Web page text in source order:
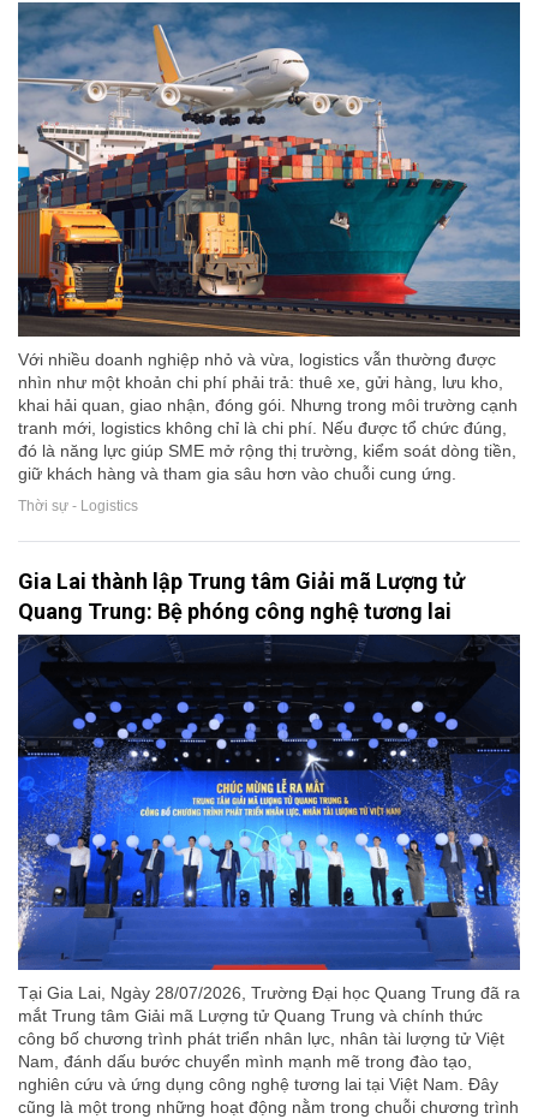
Với nhiều doanh nghiệp nhỏ và vừa, logistics vẫn thường được
nhìn như một khoản chi phí phải trả: thuê xe, gửi hàng, lưu kho,
khai hải quan, giao nhận, đóng gói. Nhưng trong môi trường cạnh
tranh mới, logistics không chỉ là chi phí. Nếu được tổ chức đúng,
đó là năng lực giúp SME mở rộng thị trường, kiểm soát dòng tiền,
giữ khách hàng và tham gia sâu hơn vào chuỗi cung ứng.
Thời sự - Logistics
Gia Lai thành lập Trung tâm Giải mã Lượng tử
Quang Trung: Bệ phóng công nghệ tương lai
Tại Gia Lai, Ngày 28/07/2026, Trường Đại học Quang Trung đã ra
mắt Trung tâm Giải mã Lượng tử Quang Trung và chính thức
công bố chương trình phát triển nhân lực, nhân tài lượng tử Việt
Nam, đánh dấu bước chuyển mình mạnh mẽ trong đào tạo,
nghiên cứu và ứng dụng công nghệ tương lai tại Việt Nam. Đây
cũng là một trong những hoạt động nằm trong chuỗi chương trình